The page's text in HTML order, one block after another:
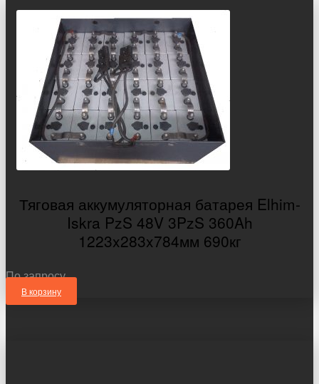
Тяговая аккумуляторная батарея Elhim-
Iskra PzS 48V 3PzS 360Ah
1223x283x784мм 690кг
По запросу
В корзину